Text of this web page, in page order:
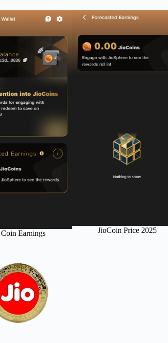
Earnings JioCoin Price 2025